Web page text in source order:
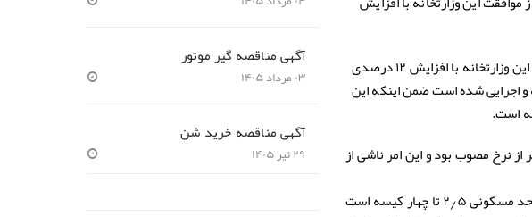
با افزایش ۱۲ درصدی
۲ سال اخیر (۹۶ و ۹۷) سالیانه ۶ درصد محاسبه و اجرایی شده است ضمن اینکه این
های گذشته قیمت سیمان در بازار ۲۰ تا ۳۰ درصد ارزانتر از نرخ مصوب بود و این امر ناشی از
پیش از این یک متخصص صنعت سیمان گفته بود، میانگین مصرف سیمان به ازای هر مترمربع واحد مسکونی ۲٫۵ تا چهار کیسه است
آگهی مناقصه گیر موتور
۰۳ مرداد ۱۴۰۵
آگهی مناقصه خرید شن
۲۹ تیر ۱۴۰۵